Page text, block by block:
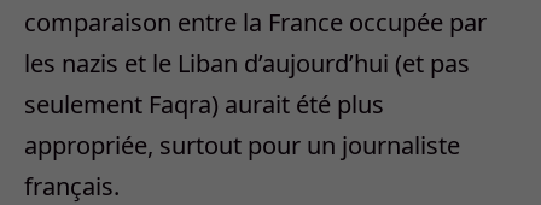
comparaison entre la France occupée par
les nazis et le Liban d’aujourd’hui (et pas
seulement Faqra) aurait été plus
appropriée, surtout pour un journaliste
français.